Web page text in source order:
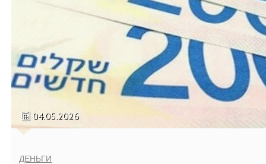
04.05.2026
ДЕНЬГИ